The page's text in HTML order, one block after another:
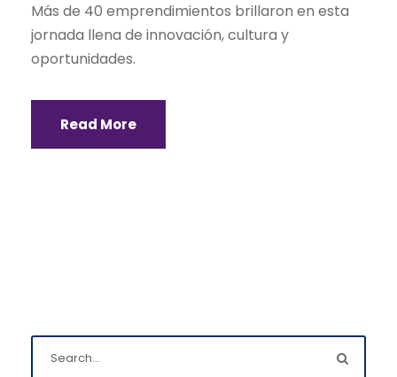
Más de 40 emprendimientos brillaron en esta
jornada llena de innovación, cultura y
oportunidades.
Read More